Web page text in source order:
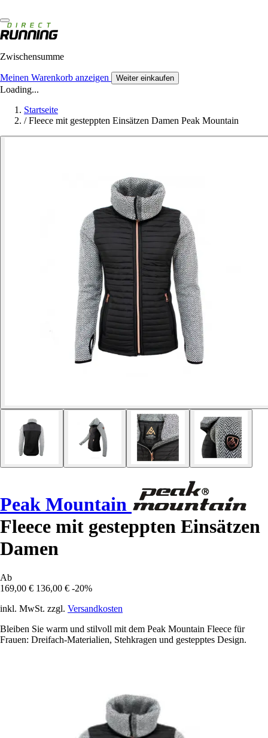
Zwischensumme
Meinen Warenkorb anzeigen Weiter einkaufen
Loading...
Startseite
/ Fleece mit gesteppten Einsätzen Damen Peak Mountain
Peak Mountain
Fleece mit gesteppten Einsätzen
Damen
Ab
169,00 € 136,00 € -20%
inkl. MwSt. zzgl. Versandkosten
Bleiben Sie warm und stilvoll mit dem Peak Mountain Fleece für
Frauen: Dreifach-Materialien, Stehkragen und gestepptes Design.